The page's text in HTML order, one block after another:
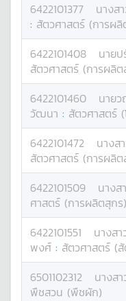
6422101377 นางส
: สัตวศาสตร์ (การผลิ
6422101408 นาย
สัตวศาสตร์ (การผลิต
6422101460 นาย
วัฒนา : สัตวศาสตร์ (
6422101472 นางส
สัตวศาสตร์ (การผลิต
6422101509 นางส
ศาสตร์ (การผลิตสุกร)
6422101551 นางสา
พงศ์ : สัตวศาสตร์ (
6501102312 นางสา
พืชสวน (พืชผัก)